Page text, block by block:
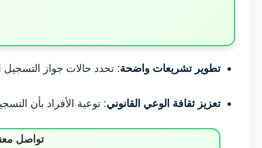
تطوير تشريعات واضحة: تحدد حالات جواز التسجيل
تعزيز ثقافة الوعي القانوني: توعية الأفراد بأن
تواصل